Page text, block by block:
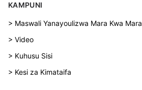
KAMPUNI
> Maswali Yanayoulizwa Mara Kwa Mara
> Video
> Kuhusu Sisi
> Kesi za Kimataifa